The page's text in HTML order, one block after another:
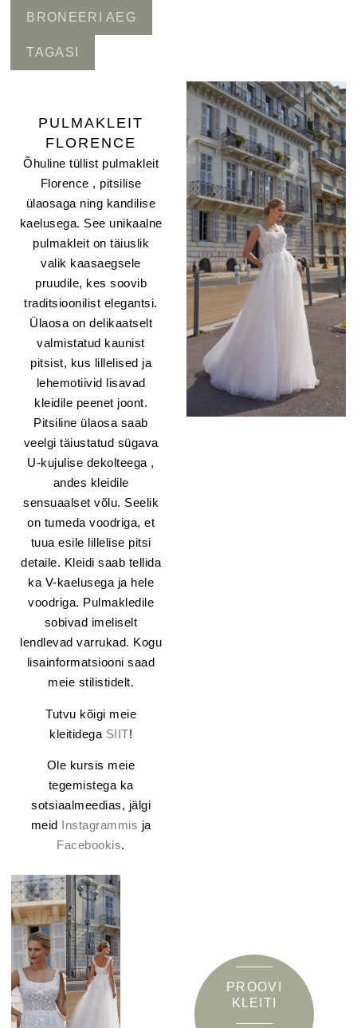
BRONEERI AEG
TAGASI
PULMAKLEIT
FLORENCE
Õhuline tüllist pulmakleit
Florence , pitsilise
ülaosaga ning kandilise
kaelusega. See unikaalne
pulmakleit on täiuslik
valik kaasaegsele
pruudile, kes soovib
traditsioonilist elegantsi.
Ülaosa on delikaatselt
valmistatud kaunist
pitsist, kus lillelised ja
lehemotiivid lisavad
kleidile peenet joont.
Pitsiline ülaosa saab
veelgi täiustatud sügava
U-kujulise dekolteega ,
andes kleidile
sensuaalset võlu. Seelik
on tumeda voodriga, et
tuua esile lillelise pitsi
detaile. Kleidi saab tellida
ka V-kaelusega ja hele
voodriga. Pulmakledile
sobivad imeliselt
lendlevad varrukad. Kogu
lisainformatsiooni saad
meie stilistidelt.
Tutvu kõigi meie
kleitidega SIIT!
Ole kursis meie
tegemistega ka
sotsiaalmeedias, jälgi
meid Instagrammis ja
Facebookis.
PROOVI
KLEITI